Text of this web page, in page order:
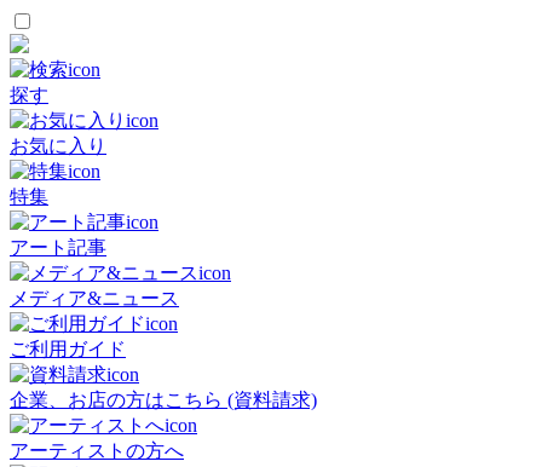
探す
お気に入り
特集
アート記事
メディア&ニュース
ご利用ガイド
企業、お店の方はこちら (資料請求)
アーティストの方へ